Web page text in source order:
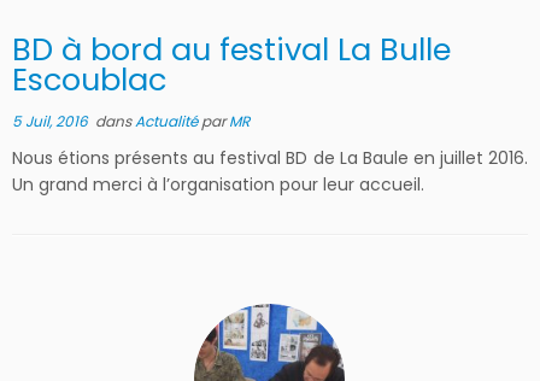
BD à bord au festival La Bulle
Escoublac
5 Juil, 2016dansActualitéparMR
Nous étions présents au festival BD de La Baule en juillet 2016.
Un grand merci à l’organisation pour leur accueil.